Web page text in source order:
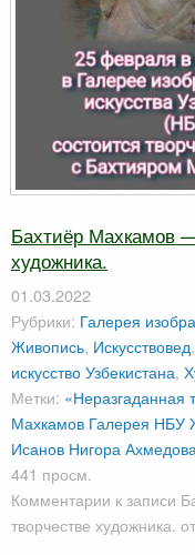
Бахтиёр Махкамов
художника.
01.03.2022
Рубрики: Галерея
Живопись, Искусствовед,
искусство Узбекистана,
Метки: «Неразгаданная
Махкамов Галерея НБУ
Исанов Нигора
441 просм.
Комментарии к записи
творчестве художника.